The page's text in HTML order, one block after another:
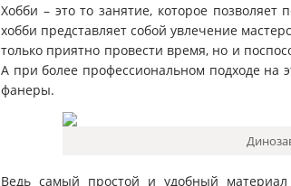
Хобби – это то занятие, которое позволяет
хобби представляет собой увлечение
только приятно провести время, но и
А при более профессиональном подходе на
фанеры.
Ведь самый простой и удобный